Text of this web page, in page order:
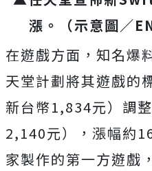
漲。
（示意圖／
在遊戲方面，知名爆
天堂計劃將其遊戲的
新台幣1,834元）調
2,140元），漲幅約
家製作的第一方遊戲